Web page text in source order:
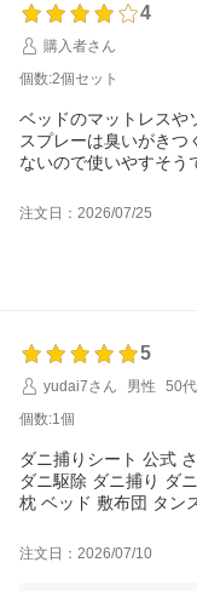
4
購入者さん
個数:2個セット
ベッドのマットレスや
スプレーは臭いがきつ
ないので使いやすそう
注文日：2026/07/25
5
yudai7さん
男性
50代
個数:1個
ダニ捕りシート 公式
ダニ駆除 ダニ捕り ダ
枕 ベッド 敷布団 タン
ニ dani シート ダニ
注文日：2026/07/10